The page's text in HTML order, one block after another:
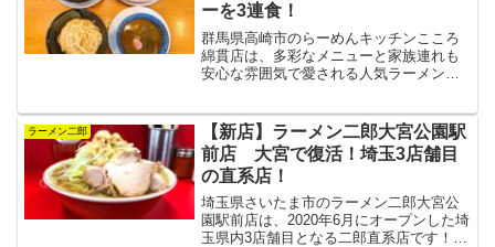
ーを3連食！
群馬県高崎市のらーめんキッチンこころ
綿貫店は、多彩なメニューと家族連れも
安心な雰囲気で愛される人気ラーメン店
魅了する3つの味を一気に堪能して来まし
た！
ラーメン二郎
【新店】ラーメン二郎大宮公園駅
前店 大宮で復活！埼玉3店舗目
の直系店！
埼玉県さいたま市のラーメン二郎大宮公
園駅前店は、2020年6月にオープンした埼
玉県内3店舗目となる二郎直系店です！早